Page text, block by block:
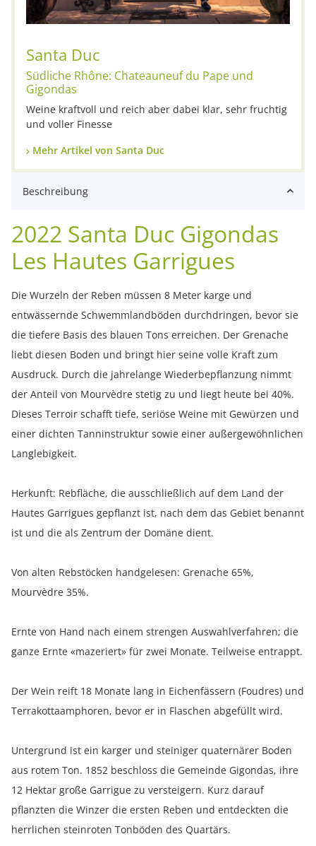
Santa Duc
Südliche Rhône: Chateauneuf du Pape und
Gigondas
Weine kraftvoll und reich aber dabei klar, sehr fruchtig
und voller Finesse
Mehr Artikel von Santa Duc
Beschreibung
2022 Santa Duc Gigondas
Les Hautes Garrigues
Die Wurzeln der Reben müssen 8 Meter karge und
entwässernde Schwemmlandböden durchdringen, bevor sie
die tiefere Basis des blauen Tons erreichen. Der Grenache
liebt diesen Boden und bringt hier seine volle Kraft zum
Ausdruck. Durch die jahrelange Wiederbepflanzung nimmt
der Anteil von Mourvèdre stetig zu und liegt heute bei 40%.
Dieses Terroir schafft tiefe, seriöse Weine mit Gewürzen und
einer dichten Tanninstruktur sowie einer außergewöhnlichen
Langlebigkeit.
Herkunft: Rebfläche, die ausschließlich auf dem Land der
Hautes Garrigues gepflanzt ist, nach dem das Gebiet benannt
ist und die als Zentrum der Domäne dient.
Von alten Rebstöcken handgelesen: Grenache 65%,
Mourvèdre 35%.
Ernte von Hand nach einem strengen Auswahlverfahren; die
ganze Ernte «mazeriert» für zwei Monate. Teilweise entrappt.
Der Wein reift 18 Monate lang in Eichenfässern (Foudres) und
Terrakottaamphoren, bevor er in Flaschen abgefüllt wird.
Untergrund ist ein karger und steiniger quaternärer Boden
aus rotem Ton. 1852 beschloss die Gemeinde Gigondas, ihre
12 Hektar große Garrigue zu versteigern. Kurz darauf
pflanzten die Winzer die ersten Reben und entdeckten die
herrlichen steinroten Tonböden des Quartärs.